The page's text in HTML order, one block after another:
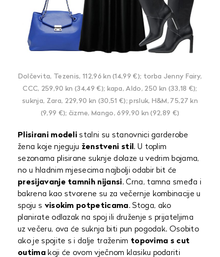
Dolčevita, Tezenis, 112,96 kn (14,99 €); torba Jenny Fairy,
CCC, 259,90 kn (34,49 €); kapa, Aldo, 250 kn (33,18 €);
suknja, Zara, 229,90 kn (30,51 €); prsluk, H&M, 75,27 kn
(9,99 €); čizme, Mango, 699,90 kn (92,89 €)
Plisirani modeli stalni su stanovnici garderobe
žena koje njeguju ženstveni stil . U toplim
sezonama plisirane suknje dolaze u vedrim bojama,
no u hladnim mjesecima najbolji odabir bit će
presijavanje tamnih nijansi. Crna, tamna smeđa i
bakrena kao stvorene su za večernje kombinacije u
spoju s visokim potpeticama. Stoga, ako
planirate odlazak na spoj ili druženje s prijateljima
uz večeru, ova će suknja biti pun pogodak. Osobito
ako je spojite s i dalje traženim topovima s cut
outimakoji će ovom vječnom klasiku podariti